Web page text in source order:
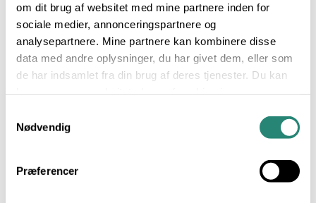
om dit brug af websitet med mine partnere inden for
sociale medier, annonceringspartnere og
analysepartnere. Mine partnere kan kombinere disse
data med andre oplysninger, du har givet dem, eller som
de har indsamlet fra din brug af deres tjenester. Du kan
fra.
Nødvendig
Præferencer